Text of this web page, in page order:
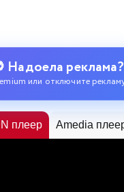
Надоела реклама?
или отключите
плеер Amedia